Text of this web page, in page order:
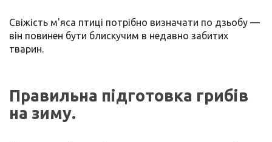
Свіжість м'яса птиці потрібно визначати по дзьобу —
він повинен бути блискучим в недавно забитих
тварин.
Правильна підготовка грибів
на зиму.